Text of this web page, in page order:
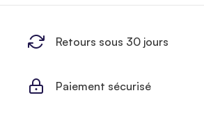
Retours sous 30 jours
Paiement sécurisé